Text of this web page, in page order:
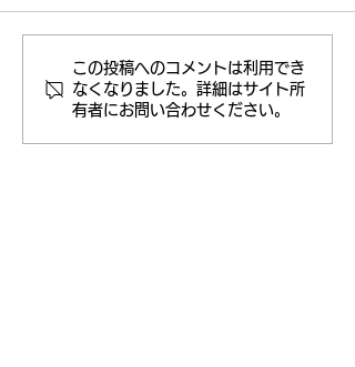
この投稿へのコメントは利用でき
なくなりました。詳細はサイト所
有者にお問い合わせください。